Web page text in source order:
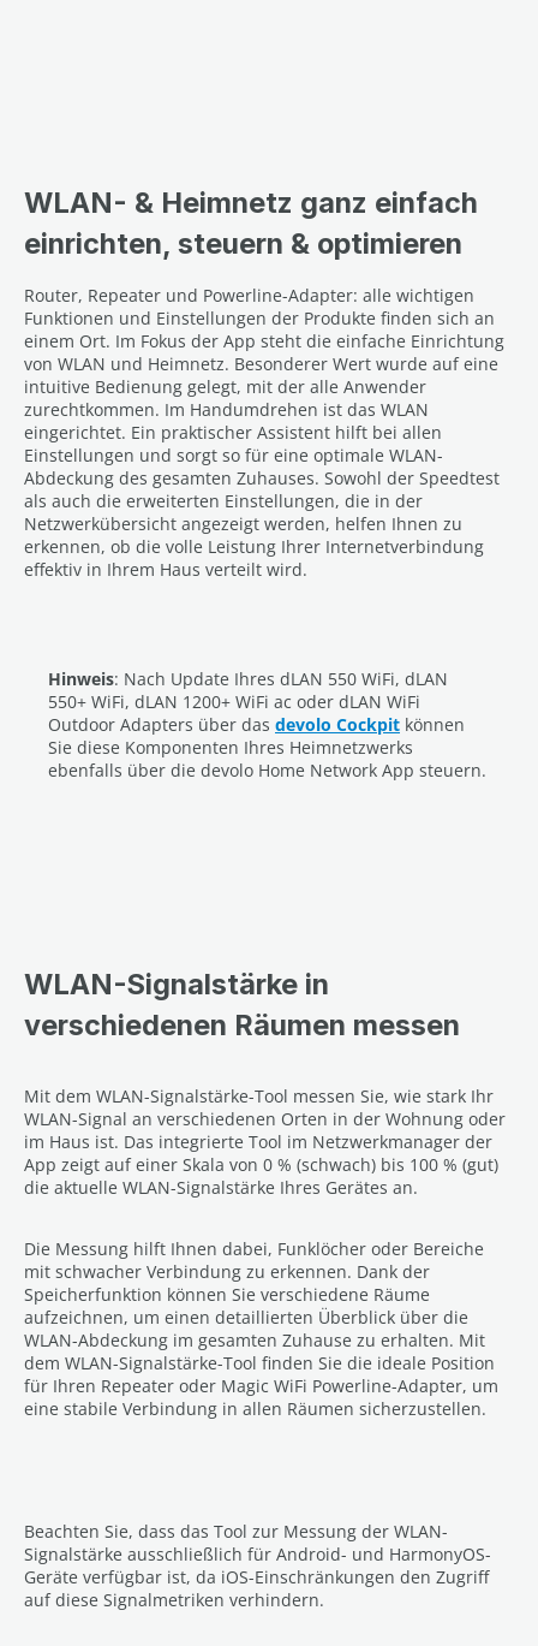
WLAN- & Heimnetz ganz einfach
einrichten, steuern & optimieren
Router, Repeater und Powerline-Adapter: alle wichtigen
Funktionen und Einstellungen der Produkte finden sich an
einem Ort. Im Fokus der App steht die einfache Einrichtung
von WLAN und Heimnetz. Besonderer Wert wurde auf eine
intuitive Bedienung gelegt, mit der alle Anwender
zurechtkommen. Im Handumdrehen ist das WLAN
eingerichtet. Ein praktischer Assistent hilft bei allen
Einstellungen und sorgt so für eine optimale WLAN-
Abdeckung des gesamten Zuhauses. Sowohl der Speedtest
als auch die erweiterten Einstellungen, die in der
Netzwerkübersicht angezeigt werden, helfen Ihnen zu
erkennen, ob die volle Leistung Ihrer Internetverbindung
effektiv in Ihrem Haus verteilt wird.
Hinweis: Nach Update Ihres dLAN 550 WiFi, dLAN
550+ WiFi, dLAN 1200+ WiFi ac oder dLAN WiFi
Outdoor Adapters über das devolo Cockpit können
Sie diese Komponenten Ihres Heimnetzwerks
ebenfalls über die devolo Home Network App steuern.
WLAN-Signalstärke in
verschiedenen Räumen messen
Mit dem WLAN-Signalstärke-Tool messen Sie, wie stark Ihr
WLAN-Signal an verschiedenen Orten in der Wohnung oder
im Haus ist. Das integrierte Tool im Netzwerkmanager der
App zeigt auf einer Skala von 0 % (schwach) bis 100 % (gut)
die aktuelle WLAN-Signalstärke Ihres Gerätes an.
Die Messung hilft Ihnen dabei, Funklöcher oder Bereiche
mit schwacher Verbindung zu erkennen. Dank der
Speicherfunktion können Sie verschiedene Räume
aufzeichnen, um einen detaillierten Überblick über die
WLAN-Abdeckung im gesamten Zuhause zu erhalten. Mit
dem WLAN-Signalstärke-Tool finden Sie die ideale Position
für Ihren Repeater oder Magic WiFi Powerline-Adapter, um
eine stabile Verbindung in allen Räumen sicherzustellen.
Beachten Sie, dass das Tool zur Messung der WLAN-
Signalstärke ausschließlich für Android- und HarmonyOS-
Geräte verfügbar ist, da iOS-Einschränkungen den Zugriff
auf diese Signalmetriken verhindern.